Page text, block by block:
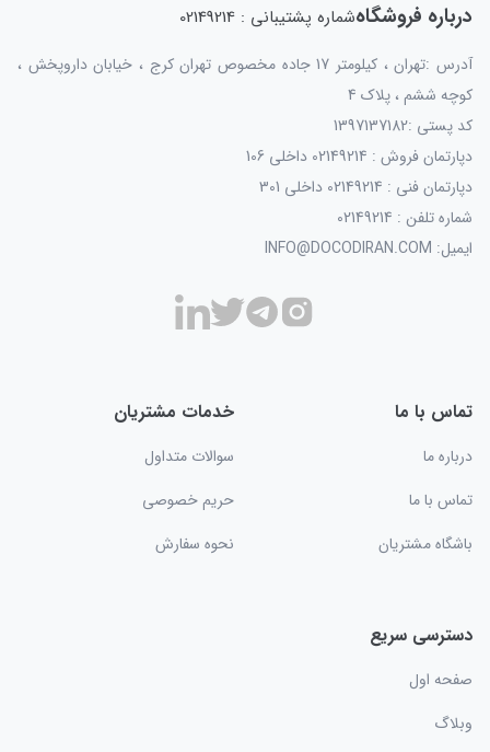
درباره فروشگاهشماره پشتیبانی : 02149214
آدرس :تهران ، کیلومتر 17 جاده مخصوص تهران کرج ، خیابان داروپخش ،
کوچه ششم ، پلاک 4
کد پستی :1397137182
دپارتمان فروش : 02149214 داخلی 106
دپارتمان فنی : 02149214 داخلی 301
شماره تلفن : 02149214
ایمیل: INFO@DOCODIRAN.COM
تماس با ما
درباره ما
تماس با ما
باشگاه مشتریان
خدمات مشتریان
سوالات متداول
حریم خصوصی
نحوه سفارش
دسترسی سریع
صفحه اول
وبلاگ